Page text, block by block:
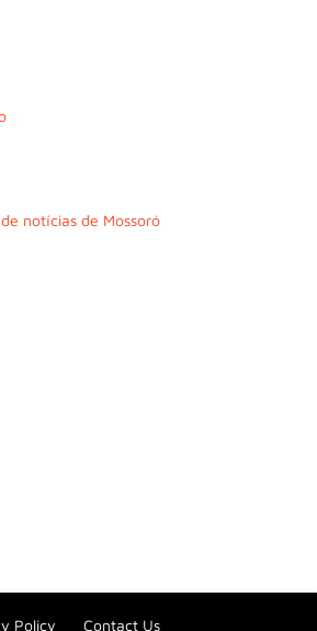
notícias de Mossoró
Policy Contact Us